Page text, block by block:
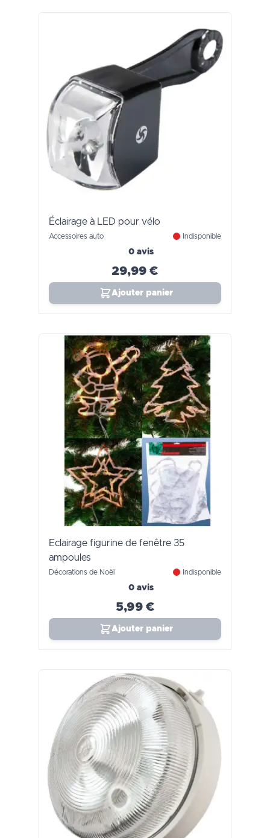
Éclairage à LED pour vélo
Accessoires auto Indisponible
0 avis
29,99 €
Ajouter panier
Eclairage figurine de fenêtre 35
ampoules
Décorations de Noël Indisponible
0 avis
5,99 €
Ajouter panier